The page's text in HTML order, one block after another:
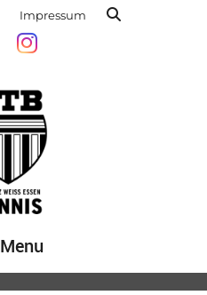
Impressum
Menu